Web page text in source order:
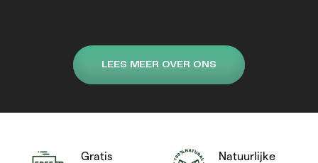
LEES MEER OVER ONS
Gratis
Natuurlijke